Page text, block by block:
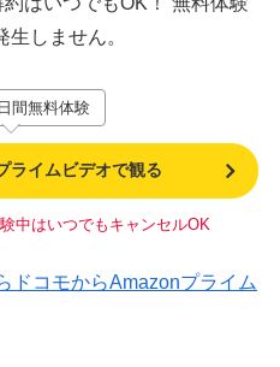
しません。
間無料体験
ライムビデオで観る
中はいつでもキャンセルOK
ドコモからAmazonプライム